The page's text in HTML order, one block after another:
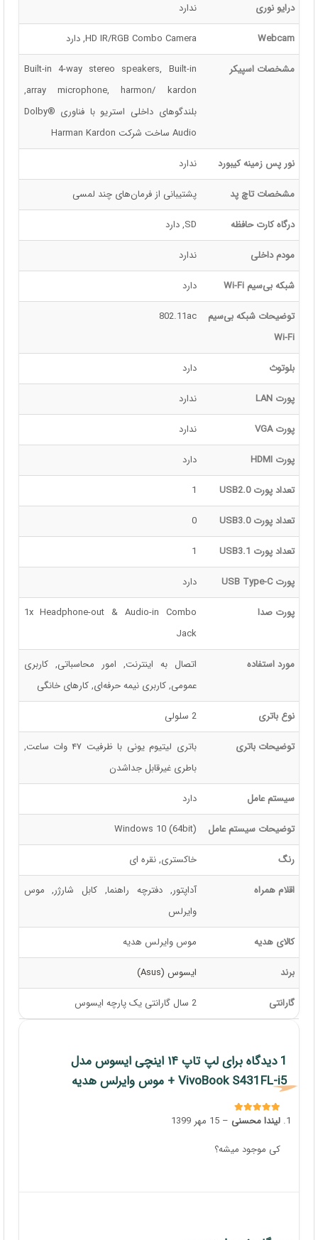
درایو نوری ندارد
Webcam HD IR/RGB Combo Camera, دارد
مشخصات اسپیکر
Built-in 4-way stereo speakers, Built-in
array microphone, harmon/ kardon,
بلندگوهای داخلی استریو با فناوری Dolby®
Audio ساخت شرکت Harman Kardon
نور پس زمینه کیبورد ندارد
مشخصات تاچ پد پشتیبانی از فرمان‌های چند لمسی
درگاه کارت حافظه SD, دارد
مودم داخلی ندارد
شبکه بی‌سیم Wi-Fi دارد
توضیحات شبکه بی‌سیم
Wi-Fi
802.11ac
بلوتوث دارد
پورت LAN ندارد
پورت VGA ندارد
پورت HDMI دارد
تعداد پورت USB2.0 1
تعداد پورت USB3.0 0
تعداد پورت USB3.1 1
پورت USB Type-C دارد
پورت صدا
1x Headphone-out & Audio-in Combo
Jack
مورد استفاده
اتصال به اینترنت, امور محاسباتی, کاربری
عمومی, کاربری نیمه حرفه‌ای, کارهای خانگی
نوع باتری 2 سلولی
توضیحات باتری
باتری لیتیوم یونی با ظرفیت ۴۷ وات ساعت,
باطری غیرقابل جداشدن
سیستم عامل دارد
توضیحات سیستم عامل Windows 10 (64bit)
رنگ خاکستری, نقره ای
اقلام همراه
آداپتور, دفترچه راهنما, کابل شارژر, موس
وایرلس
کالای هدیه موس وایرلس هدیه
برند ایسوس (Asus)
گارانتی 2 سال گارانتی یک پارچه ایسوس
1 دیدگاه برای
لپ تاپ ۱۴ اینچی ایسوس مدل
VivoBook S431FL-i5 + موس وایرلس هدیه
امتیاز 5از 5
لیندا محسنی – 15 مهر 1399
کی موجود میشه؟